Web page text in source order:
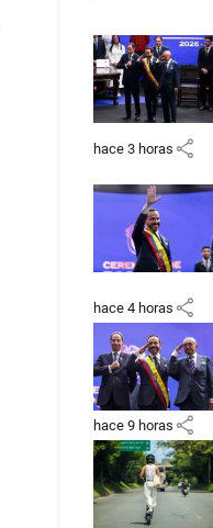
hace 3 horas share
hace 4 horas share
hace 9 horas share